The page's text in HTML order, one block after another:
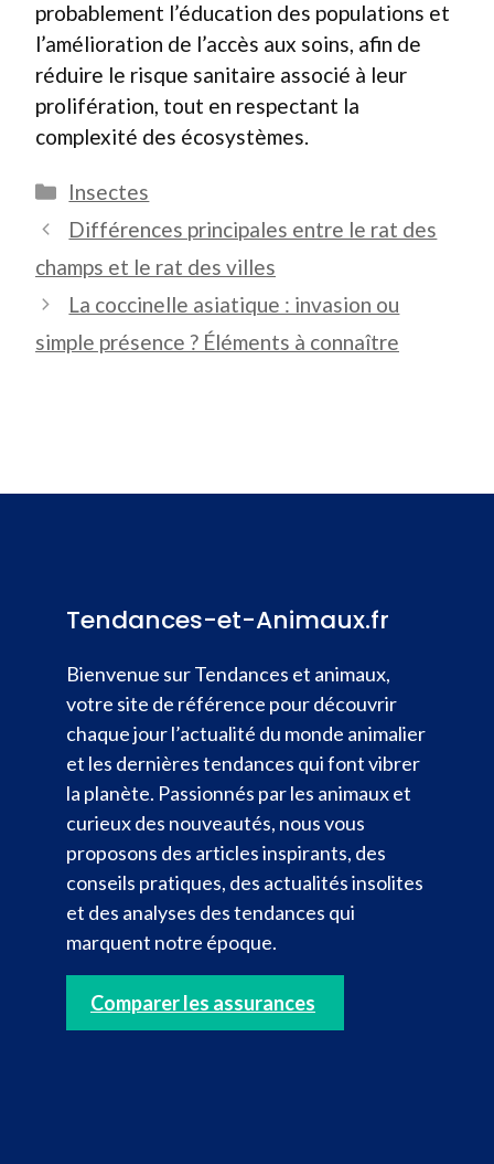
probablement l’éducation des populations et
l’amélioration de l’accès aux soins, afin de
réduire le risque sanitaire associé à leur
prolifération, tout en respectant la
complexité des écosystèmes.
Catégories
Insectes
Différences principales entre le rat des
champs et le rat des villes
La coccinelle asiatique : invasion ou
simple présence ? Éléments à connaître
Tendances-et-Animaux.fr
Bienvenue sur Tendances et animaux,
votre site de référence pour découvrir
chaque jour l’actualité du monde animalier
et les dernières tendances qui font vibrer
la planète. Passionnés par les animaux et
curieux des nouveautés, nous vous
proposons des articles inspirants, des
conseils pratiques, des actualités insolites
et des analyses des tendances qui
marquent notre époque.
Comparer les assurances